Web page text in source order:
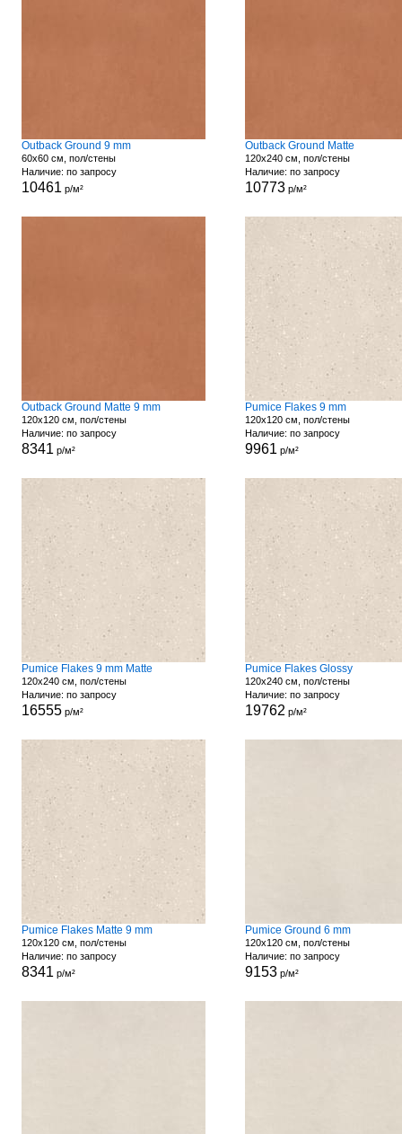
Outback Ground 9 mm
60x60 см, пол/стены
Наличие: по запросу
10461 р/м²
Outback Ground Matte
120x240 см, пол/стены
Наличие: по запросу
10773р/м²
Outback Ground Matte 9 mm
120x120 см, пол/стены
Наличие: по запросу
8341 р/м²
Pumice Flakes 9 mm
120x120 см, пол/стены
Наличие: по запросу
9961 р/м²
Pumice Flakes 9 mm Matte
120x240 см, пол/стены
Наличие: по запросу
16555р/м²
Pumice Flakes Glossy
120x240 см, пол/стены
Наличие: по запросу
19762 р/м²
Pumice Flakes Matte 9 mm
120x120 см, пол/стены
Наличие: по запросу
8341 р/м²
Pumice Ground 6 mm
120x120 см, пол/стены
Наличие: по запросу
9153р/м²